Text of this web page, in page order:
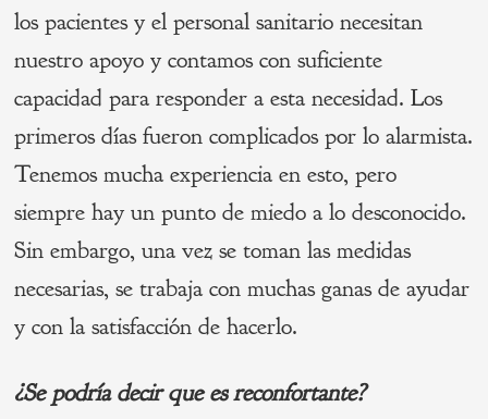
los pacientes y el personal sanitario necesitan
nuestro apoyo y contamos con suficiente
capacidad para responder a esta necesidad. Los
primeros días fueron complicados por lo alarmista.
Tenemos mucha experiencia en esto, pero
siempre hay un punto de miedo a lo desconocido.
Sin embargo, una vez se toman las medidas
necesarias, se trabaja con muchas ganas de ayudar
y con la satisfacción de hacerlo.
¿Se podría decir que es reconfortante?